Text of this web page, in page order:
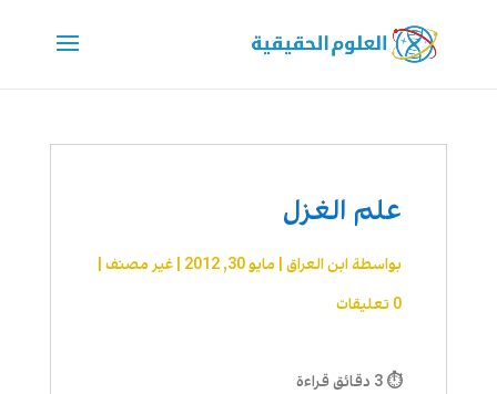
علم الغزل
بواسطةابن العراق| مايو 30, 2012 غير مصنف|
0 تعليقات
⏱ 3 دقائق قراءة